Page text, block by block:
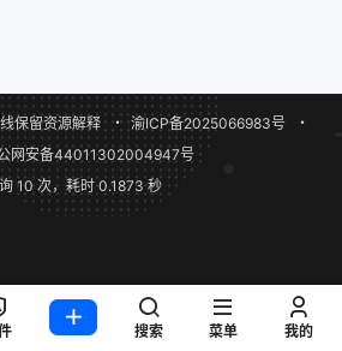
里面的
保留资源解释 ・ 渝ICP备2025066983号
・
网安备44011302004947号
10 次，耗时 0.1873 秒
搜索 菜单 我的